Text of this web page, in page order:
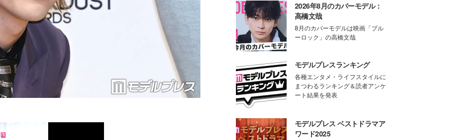
2026年8月のカバーモデル：
高橋文哉
8月のカバーモデルは映画「ブル
ーロック」の高橋文哉
モデルプレスランキング
各種エンタメ・ライフスタイルに
まつわるランキング＆読者アンケ
ート結果を発表
モデルプレス ベストドラマア
ワード2025